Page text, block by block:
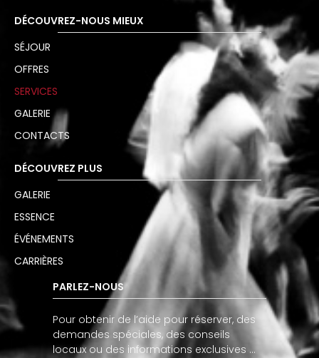
DÉCOUVREZ-NOUS MIEUX
SÉJOUR
OFFRES
SERVICES
GALERIE
CONTACTS
DÉCOUVREZ PLUS
GALERIE
ESSENCE
ÉVÉNEMENTS
CARRIÈRES
PARLEZ-NOUS
Pour obtenir de l’aide pour réserver, des
demandes spéciales, des conseils
locaux ou des informations exclusives …